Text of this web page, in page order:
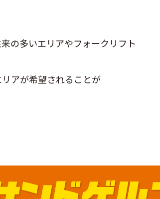
の多いエリアやフォークリフト
アが希望されることが